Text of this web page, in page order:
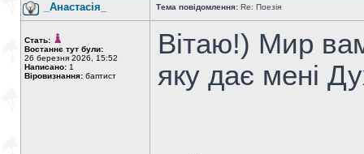
_Анастасія_ Тема повідомлення: Re: Поезія
Стать:
Востаннє тут були:
26 березня 2026, 15:52
Написано: 1
Віровизнання: баптист
Вітаю!) Мир
яку дає мені